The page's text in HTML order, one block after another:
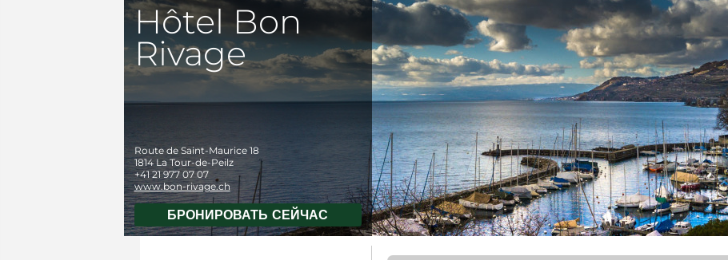
Hôtel Bon
Rivage
Route de Saint-Maurice 18
1814 La Tour-de-Peilz
+41 21 977 07 07
www.bon-rivage.ch
БРОНИРОВАТЬ СЕЙЧАС